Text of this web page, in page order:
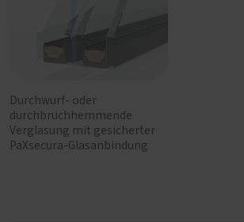
Durchwurf- oder
durchbruchhemmende
Verglasung mit gesicherter
PaXsecura-Glasanbindung